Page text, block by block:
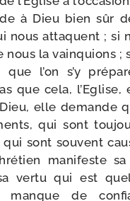
à Dieu bien sûr
nous attaquent ; si
la vain­quions ;
que l’on s’y
que cela,
elle demande
qui sont
sont sou­vent
mani­feste
ver­tu qui est
manque de